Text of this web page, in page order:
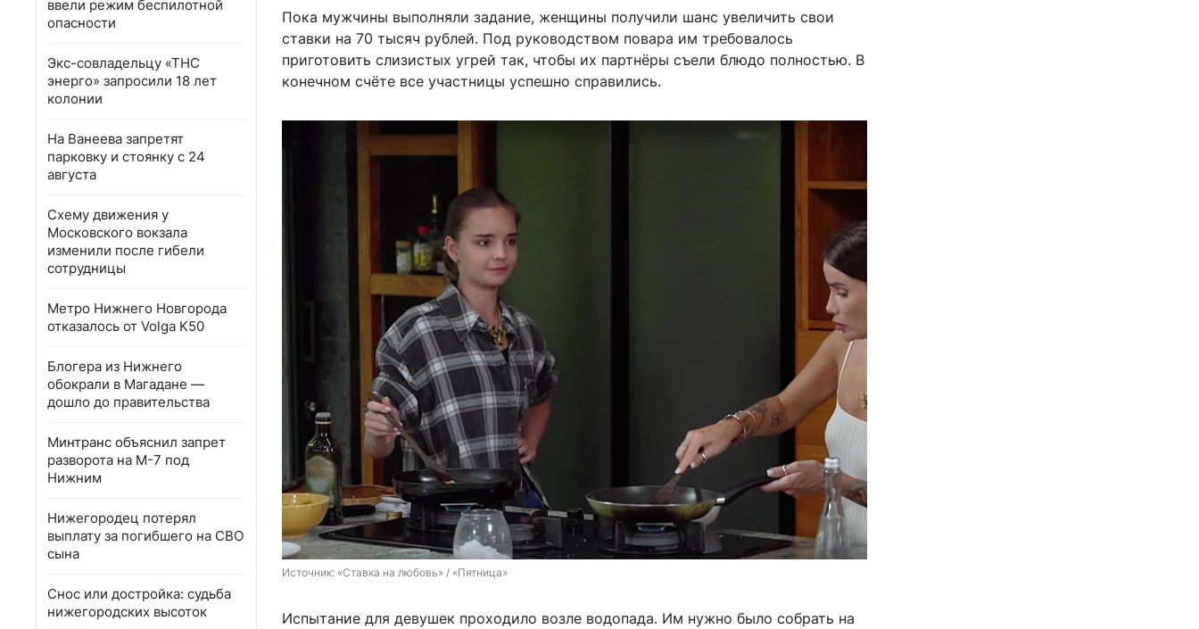
ввели режим беспилотной
опасности
Экс-совладельцу «ТНС
энерго» запросили 18 лет
колонии
На Ванеева запретят
парковку и стоянку с 24
августа
Схему движения у
Московского вокзала
изменили после гибели
сотрудницы
Метро Нижнего Новгорода
отказалось от Volga K50
Блогера из Нижнего
обокрали в Магадане —
дошло до правительства
Минтранс объяснил запрет
разворота на М-7 под
Нижним
Нижегородец потерял
выплату за погибшего на СВО
сына
Снос или достройка: судьба
нижегородских высоток
Пока мужчины выполняли задание, женщины получили шанс увеличить свои
ставки на 70 тысяч рублей. Под руководством повара им требовалось
приготовить слизистых угрей так, чтобы их партнёры съели блюдо полностью. В
конечном счёте все участницы успешно справились.
Источник: «Ставка на любовь» / «Пятница»
Испытание для девушек проходило возле водопада. Им нужно было собрать на